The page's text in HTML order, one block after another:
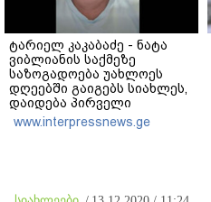
ტარიელ კაკაბაძე - ნატა
ვიბლიანის საქმეზე
საზოგადოება უახლოეს
დღეებში გაიგებს სიახლეს,
დაიდება პირველი
მნიშვნელოვანი შედეგი და
ოფიციალურად ცნობენ
www.interpressnews.ge